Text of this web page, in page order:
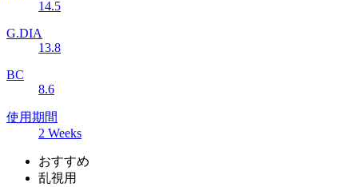
14.5
G.DIA
13.8
BC
8.6
使用期間
2 Weeks
おすすめ
乱視用